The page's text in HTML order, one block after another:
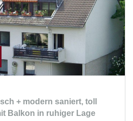
+ modern saniert, toll
Balkon in ruhiger Lage